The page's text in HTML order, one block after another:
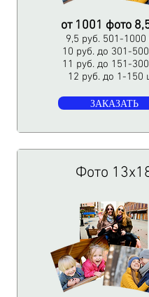
от 1001 фото
9,5 руб. 501-1000
10 руб. до 301-
11 руб. до 151-
12 руб. до 1-150
ЗАКАЗАТЬ
Фото